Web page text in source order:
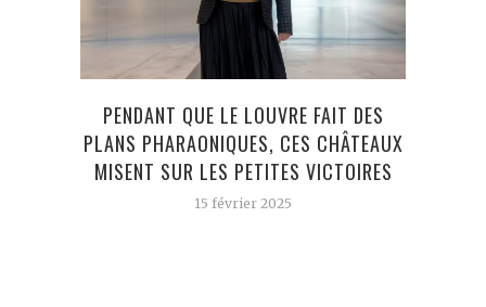
PENDANT QUE LE LOUVRE FAIT DES
PLANS PHARAONIQUES, CES CHÂTEAUX
MISENT SUR LES PETITES VICTOIRES
15 février 2025